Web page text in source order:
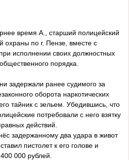
время А., старший полицейский
охраны по г. Пензе, вместе с
исполнении своих должностных
порядка.
задержали ранее судимого за
оборота наркотических
тайник с зельем. Убедившись, что
потребовали с него взятку
действий.
задержанному два удара в живот
пистолет к его голове и
000 рублей.